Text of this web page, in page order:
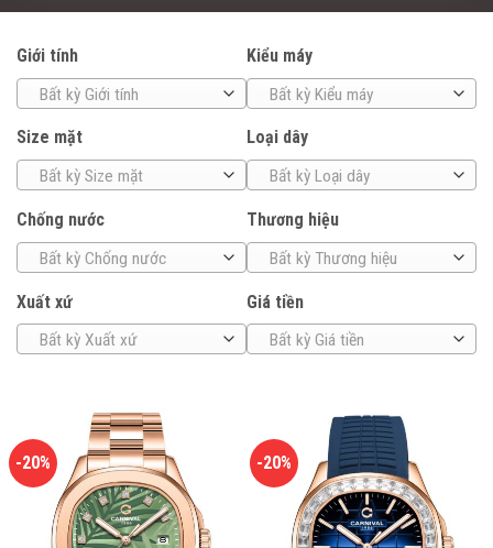
Giới tính
Bất kỳ Giới tính
Kiểu máy
Bất kỳ Kiểu máy
Size mặt
Bất kỳ Size mặt
Loại dây
Bất kỳ Loại dây
Chống nước
Bất kỳ Chống nước
Thương hiệu
Bất kỳ Thương hiệu
Xuất xứ
Bất kỳ Xuất xứ
Giá tiền
Bất kỳ Giá tiền
-20% -20%